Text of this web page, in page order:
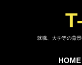
就職、大学等の背
HOME